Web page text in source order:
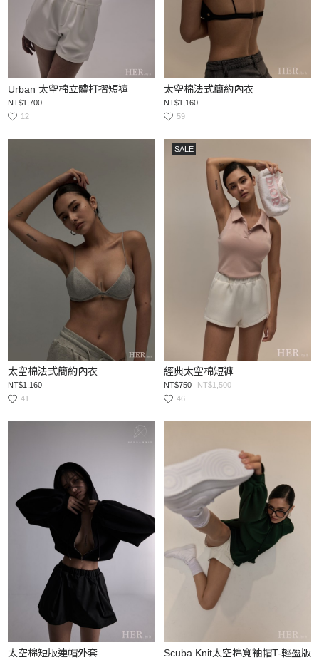
Urban 太空棉立體打摺短褲
NT$1,700
12
太空棉法式簡約內衣
NT$1,160
59
太空棉法式簡約內衣
NT$1,160
41
SALE
經典太空棉短褲
NT$750
NT$1,500
46
太空棉短版連帽外套 Scuba Knit太空棉寬袖帽T-輕盈版